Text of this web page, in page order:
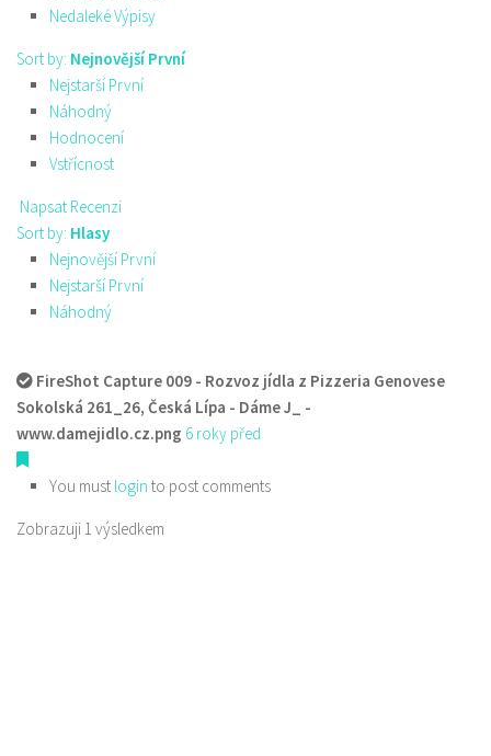
Nedaleké Výpisy
Sort by: Nejnovější První
Nejstarší První
Náhodný
Hodnocení
Vstřícnost
Napsat Recenzi
Sort by: Hlasy
Nejnovější První
Nejstarší První
Náhodný
FireShot Capture 009 - Rozvoz jídla z Pizzeria Genovese
Sokolská 261_26, Česká Lípa - Dáme J_ -
www.damejidlo.cz.png 6 roky před
You must login to post comments
Zobrazuji 1 výsledkem